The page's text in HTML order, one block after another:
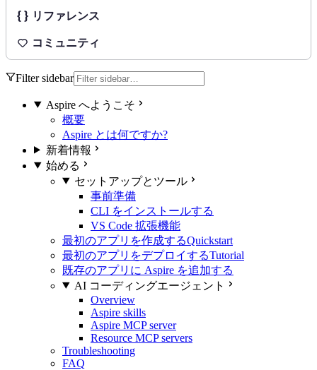
リファレンス
コミュニティ
Filter sidebar
Aspire へようこそ
概要
Aspire とは何ですか?
新着情報
始める
セットアップとツール
事前準備
CLI をインストールする
VS Code 拡張機能
最初のアプリを作成するQuickstart
最初のアプリをデプロイするTutorial
既存のアプリに Aspire を追加する
AI コーディングエージェント
Overview
Aspire skills
Aspire MCP server
Resource MCP servers
Troubleshooting
FAQ